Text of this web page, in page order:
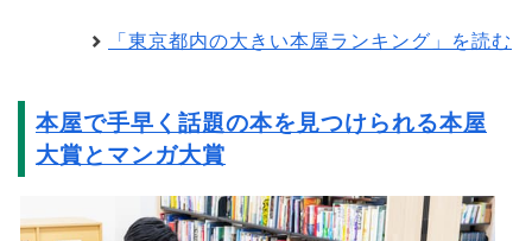
「東京都内の大きい本屋ランキング」を読む
本屋で手早く話題の本を見つけられる本屋
大賞とマンガ大賞